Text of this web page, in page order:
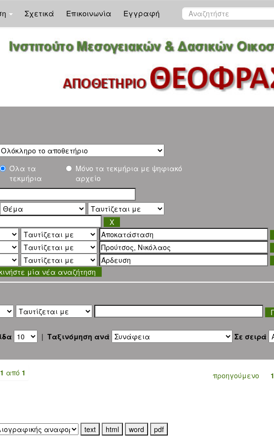
Σχετικά Επικοινωνία Εγγραφή
Όλα τα
τεκμήρια
Μόνο τα τεκμήρια με ψηφιακό
αρχείο
μία νέα αναζήτηση
| Ταξινόμηση ανά Σε σειρά
από 1 προηγούμενο 1